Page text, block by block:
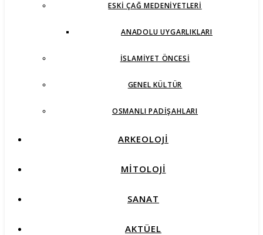
ESKI ÇAĞ MEDENIYETLERI
ANADOLU UYGARLIKLARI
İSLAMIYET ÖNCESI
GENEL KÜLTÜR
OSMANLI PADIŞAHLARI
ARKEOLOJİ
MİTOLOJİ
SANAT
AKTÜEL